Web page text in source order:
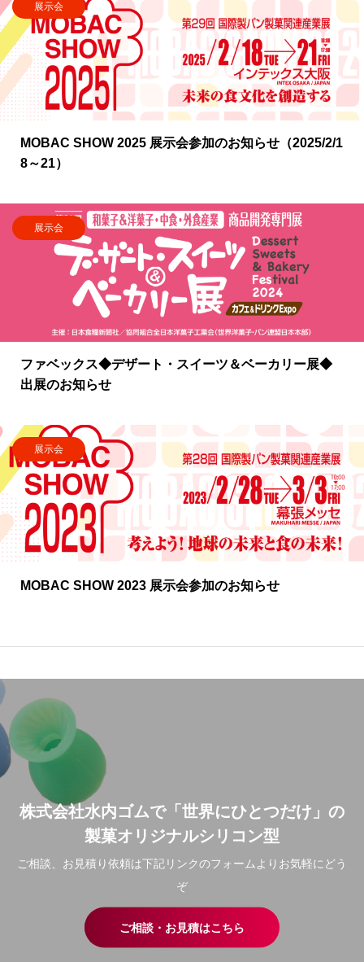
展示会
MOBAC SHOW 2025 展示会参加のお知らせ（2025/2/1
8～21）
展示会
ファベックス◆デザート・スイーツ＆ベーカリー展◆
出展のお知らせ
展示会
MOBAC SHOW 2023 展示会参加のお知らせ
株式会社水内ゴムで「世界にひとつだけ」の
製菓オリジナルシリコン型
ご相談、お見積り依頼は下記リンクのフォームよりお気軽にどう
ぞ
ご相談・お見積はこちら